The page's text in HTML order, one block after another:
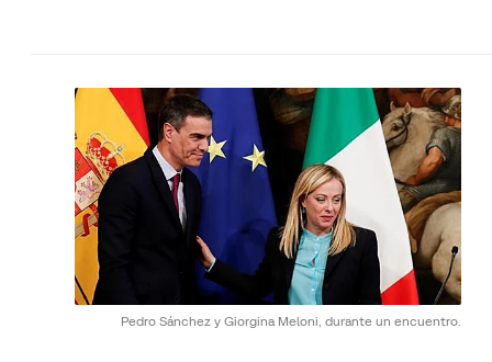
Pedro Sánchez y Giorgina Meloni, durante un encuentro.